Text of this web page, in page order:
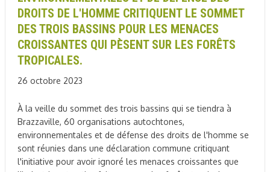
DROITS DE L'HOMME CRITIQUENT LE SOMMET
DES TROIS BASSINS POUR LES MENACES
CROISSANTES QUI PÈSENT SUR LES FORÊTS
TROPICALES.
26 octobre 2023
À la veille du sommet des trois bassins qui se tiendra à
Brazzaville, 60 organisations autochtones,
environnementales et de défense des droits de l'homme se
sont réunies dans une déclaration commune critiquant
l'initiative pour avoir ignoré les menaces croissantes que